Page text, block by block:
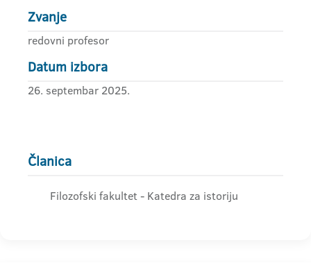
Zvanje
redovni profesor
Datum izbora
26. septembar 2025.
Članica
Filozofski fakultet - Katedra za istoriju